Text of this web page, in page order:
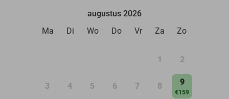
augustus 2026
Ma
Di Wo Do Vr Za Zo
1 2
3 4 5 6 7 8 9
€159